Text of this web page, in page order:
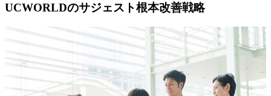
UCWORLDのサジェスト根本改善戦略